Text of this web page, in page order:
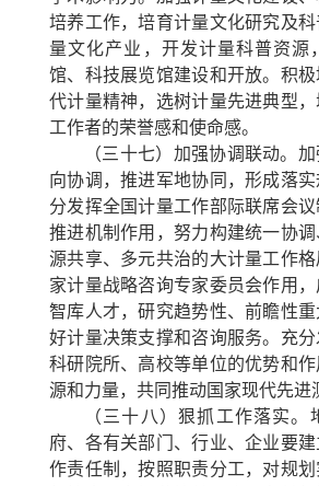
培养工作，培育计量文化研究及
量文化产业，开发计量科普资源
馆、科技展览馆建设和开放。积
代计量精神，选树计量先进典型
工作者的荣誉感和使命感。
（三十七）加强协调联动。
向协调，推进军地协同，形成落
分发挥全国计量工作部际联席会
推进机制作用，努力构建统一协
源共享、多元共治的大计量工作
家计量战略咨询专家委员会作用
智库人才，研究趋势性、前瞻性
好计量决策支撑和咨询服务。充分
科研院所、高校等单位的优势和
源和力量，共同推动国家现代先进
（三十八）狠抓工作落实。
府、各有关部门、行业、企业要
作责任制，按照职责分工，对规